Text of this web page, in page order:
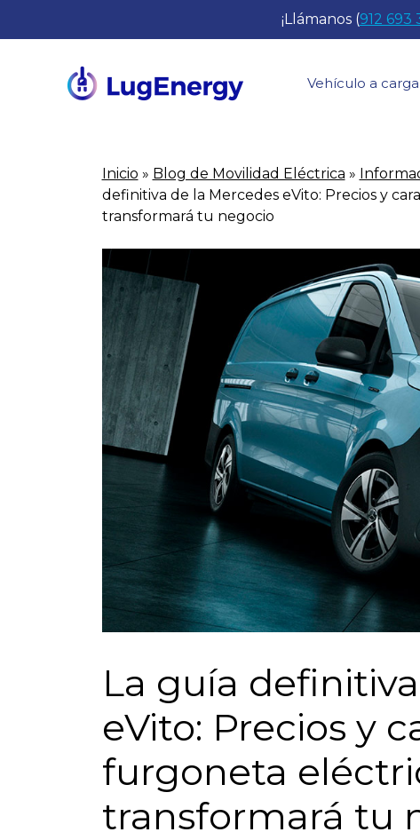
¡Llámanos (912 693
Vehículo a
Inicio » Blog de Movilidad Eléctrica »
definitiva de la Mercedes eVito: Precios y
transformará tu negocio
La guía
eVito: Precios y
furgoneta
transformará tu